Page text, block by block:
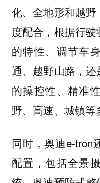
化、全地形和越
度配合，根据行
的特性、调节车
通、越野山路，
的操控性、精准
野、高速、城镇等
同时，奥迪e-tron
配置，包括全景